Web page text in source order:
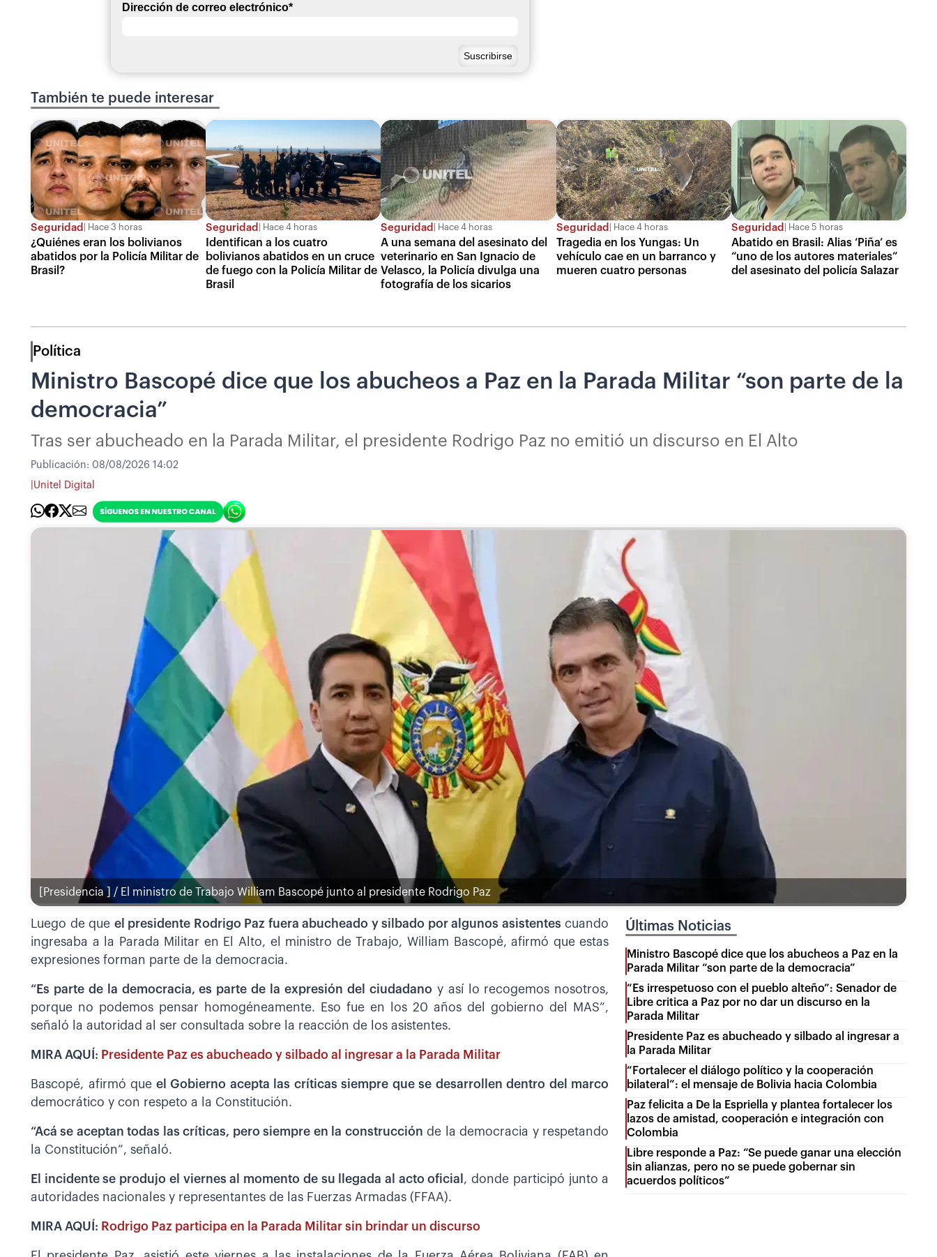
Dirección de correo electrónico*
También te puede interesar
Seguridad Hace 3 horas
¿Quiénes eran los bolivianos
abatidos por la Policía Militar de
Brasil?
Seguridad Hace 4 horas
Identifican a los cuatro
bolivianos abatidos en un cruce
de fuego con la Policía Militar de
Brasil
Seguridad Hace 4 horas
A una semana del asesinato del
veterinario en San Ignacio de
Velasco, la Policía divulga una
fotografía de los sicarios
Seguridad Hace 4 horas
Tragedia en los Yungas: Un
vehículo cae en un barranco y
mueren cuatro personas
Seguridad Hace 5 horas
Abatido en Brasil: Alias ‘Piña’ es
“uno de los autores materiales”
del asesinato del policía Salazar
Política
Ministro Bascopé dice que los abucheos a Paz en la Parada Militar “son parte de la
democracia”
Tras ser abucheado en la Parada Militar, el presidente Rodrigo Paz no emitió un discurso en El Alto
Publicación: 08/08/2026 14:02
Unitel Digital
[Presidencia ] / El ministro de Trabajo William Bascopé junto al presidente Rodrigo Paz
Luego de que el presidente Rodrigo Paz fuera abucheado y silbado por algunos asistentes cuando
ingresaba a la Parada Militar en El Alto, el ministro de Trabajo, William Bascopé, afirmó que estas
expresiones forman parte de la democracia.
“Es parte de la democracia, es parte de la expresión del ciudadano y así lo recogemos nosotros,
porque no podemos pensar homogéneamente. Eso fue en los 20 años del gobierno del MAS”,
señaló la autoridad al ser consultada sobre la reacción de los asistentes.
MIRA AQUÍ: Presidente Paz es abucheado y silbado al ingresar a la Parada Militar
Bascopé, afirmó que el Gobierno acepta las críticas siempre que se desarrollen dentro del marco
democrático y con respeto a la Constitución.
“Acá se aceptan todas las críticas, pero siempre en la construcción de la democracia y respetando
la Constitución”, señaló.
El incidente se produjo el viernes al momento de su llegada al acto oficial , donde participó junto a
autoridades nacionales y representantes de las Fuerzas Armadas (FFAA).
MIRA AQUÍ: Rodrigo Paz participa en la Parada Militar sin brindar un discurso
Últimas Noticias
Ministro Bascopé dice que los abucheos a Paz en la
Parada Militar “son parte de la democracia”
“Es irrespetuoso con el pueblo alteño”: Senador de
Libre critica a Paz por no dar un discurso en la
Parada Militar
Presidente Paz es abucheado y silbado al ingresar a
la Parada Militar
“Fortalecer el diálogo político y la cooperación
bilateral”: el mensaje de Bolivia hacia Colombia
Paz felicita a De la Espriella y plantea fortalecer los
lazos de amistad, cooperación e integración con
Colombia
Libre responde a Paz: “Se puede ganar una elección
sin alianzas, pero no se puede gobernar sin
acuerdos políticos”